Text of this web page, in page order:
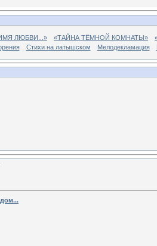
ЛЮБВИ...» «ТАЙНА ТЁМНОЙ КОМНАТЫ»
Стихи на латышском Мелодекламация